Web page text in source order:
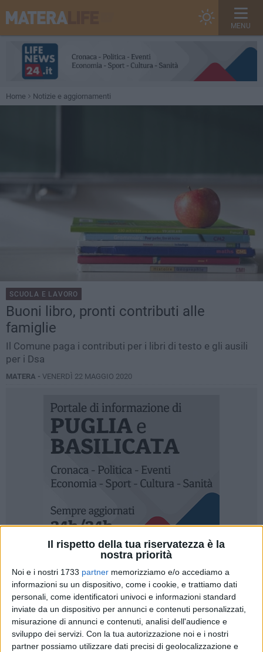
Il rispetto della tua riservatezza è la
nostra priorità
Noi e i nostri 1733 partner memorizziamo e/o accediamo a
informazioni su un dispositivo, come i cookie, e trattiamo dati
personali, come identificatori univoci e informazioni standard
inviate da un dispositivo per annunci e contenuti personalizzati,
misurazione di annunci e contenuti, analisi dell'audience e
sviluppo dei servizi. Con la tua autorizzazione noi e i nostri
partner possiamo utilizzare dati precisi di geolocalizzazione e
MENU
Home Notizie e aggiornamenti
SCUOLA E LAVORO
Buoni libro, pronti contributi alle
famiglie
Il Comune paga i contributi per i libri di testo e gli ausili
per i Dsa
MATERA - VENERDÌ 22 MAGGIO 2020
Il Comune mette in pagamento i contributi regionali per
l'acquisto di libri di testo e per gli ausili destinati agli studenti
Dsa. Da Palazzo di Città, infatti, rendono noto che sono
iniziati i pagamenti dei contributi per la fornitura gratuita o
semigratuita dei libri di testo, oltre ai rimborsi per l'acquisto